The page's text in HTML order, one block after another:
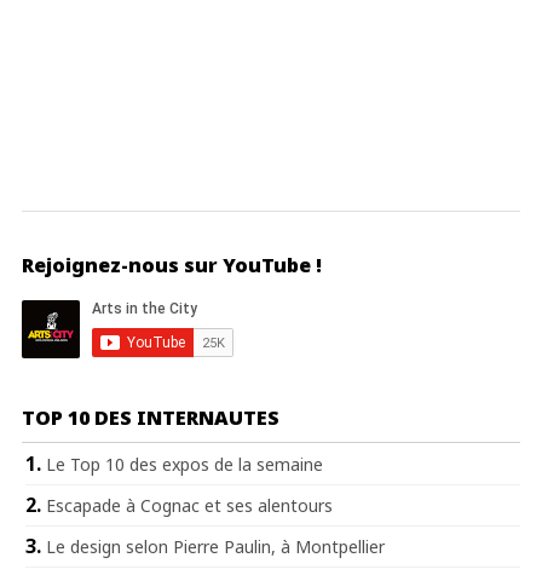
Rejoignez-nous sur YouTube !
TOP 10 DES INTERNAUTES
Le Top 10 des expos de la semaine
Escapade à Cognac et ses alentours
Le design selon Pierre Paulin, à Montpellier